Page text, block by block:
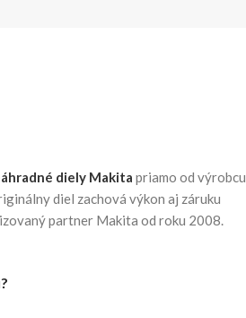
diely Makita priamo od výrobcu
diel zachová výkon aj záruku
partner Makita od roku 2008.